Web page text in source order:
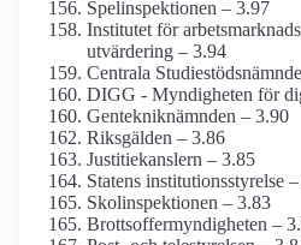
Spel­inspektionen – 3.97
Institutet för
utvärdering – 3.94
Centrala
DIGG - Myndigheten för
Genteknik­nämnden – 3.90
Riksgälden – 3.86
Justitie­kanslern – 3.85
Statens institutions­styrelse
Skol­inspektionen – 3.83
Brottsoffer­myndigheten –